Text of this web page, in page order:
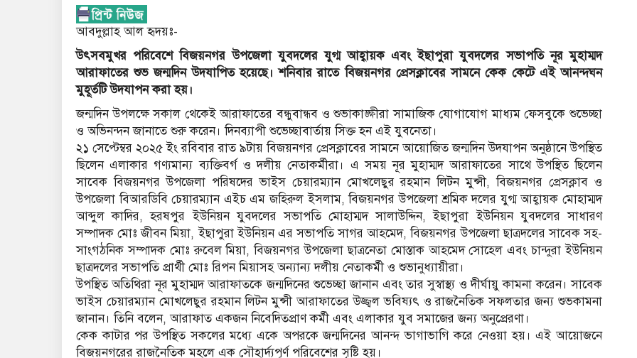
আবদুল্লাহ আল হৃদয়ঃ-
উৎসবমুখর পরিবেশে বিজয়নগর উপজেলা যুবদলের যুগ্ম আহ্বায়ক এবং ইছাপুরা যুবদলের সভাপতি নূর মুহাম্মদ
আরাফাতের শুভ জন্মদিন উদযাপিত হয়েছে। শনিবার রাতে বিজয়নগর প্রেসক্লাবের সামনে কেক কেটে এই আনন্দঘন
মুহূর্তটি উদযাপন করা হয়।
জন্মদিন উপলক্ষে সকাল থেকেই আরাফাতের বন্ধুবান্ধব ও শুভাকাঙ্ক্ষীরা সামাজিক যোগাযোগ মাধ্যম ফেসবুকে শুভেচ্ছা
ও অভিনন্দন জানাতে শুরু করেন। দিনব্যাপী শুভেচ্ছাবার্তায় সিক্ত হন এই যুবনেতা।
২১ সেপ্টেম্বর ২০২৫ ইং রবিবার রাত ৯টায় বিজয়নগর প্রেসক্লাবের সামনে আয়োজিত জন্মদিন উদযাপন অনুষ্ঠানে উপস্থিত
ছিলেন এলাকার গণ্যমান্য ব্যক্তিবর্গ ও দলীয় নেতাকর্মীরা। এ সময় নূর মুহাম্মদ আরাফাতের সাথে উপস্থিত ছিলেন
সাবেক বিজয়নগর উপজেলা পরিষদের ভাইস চেয়ারম্যান মোখলেছুর রহমান লিটন মুন্সী, বিজয়নগর প্রেসক্লাব ও
উপজেলা বিআরডিবি চেয়ারম্যান এইচ এম জহিরুল ইসলাম, বিজয়নগর উপজেলা শ্রমিক দলের যুগ্ম আহ্বায়ক মোহাম্মদ
আব্দুল কাদির, হরষপুর ইউনিয়ন যুবদলের সভাপতি মোহাম্মদ সালাউদ্দিন, ইছাপুরা ইউনিয়ন যুবদলের সাধারণ
সম্পাদক মোঃ জীবন মিয়া, ইছাপুরা ইউনিয়ন এর সভাপতি সাগর আহমেদ, বিজয়নগর উপজেলা ছাত্রদলের সাবেক সহ-
সাংগঠনিক সম্পাদক মোঃ রুবেল মিয়া, বিজয়নগর উপজেলা ছাত্রনেতা মোস্তাক আহমেদ সোহেল এবং চান্দুরা ইউনিয়ন
ছাত্রদলের সভাপতি প্রার্থী মোঃ রিপন মিয়াসহ অন্যান্য দলীয় নেতাকর্মী ও শুভানুধ্যায়ীরা।
উপস্থিত অতিথিরা নূর মুহাম্মদ আরাফাতকে জন্মদিনের শুভেচ্ছা জানান এবং তার সুস্বাস্থ্য ও দীর্ঘায়ু কামনা করেন। সাবেক
ভাইস চেয়ারম্যান মোখলেছুর রহমান লিটন মুন্সী আরাফাতের উজ্জ্বল ভবিষ্যৎ ও রাজনৈতিক সফলতার জন্য শুভকামনা
জানান। তিনি বলেন, আরাফাত একজন নিবেদিতপ্রাণ কর্মী এবং এলাকার যুব সমাজের জন্য অনুপ্রেরণা।
কেক কাটার পর উপস্থিত সকলের মধ্যে একে অপরকে জন্মদিনের আনন্দ ভাগাভাগি করে নেওয়া হয়। এই আয়োজনে
বিজয়নগরের রাজনৈতিক মহলে এক সৌহার্দ্যপূর্ণ পরিবেশের সৃষ্টি হয়।